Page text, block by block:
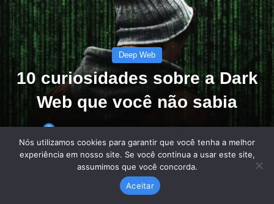
Nós utilizamos cookies para garantir que você tenha a melhor
experiência em nosso site. Se você continua a usar este site,
assumimos que você concorda.
Aceitar